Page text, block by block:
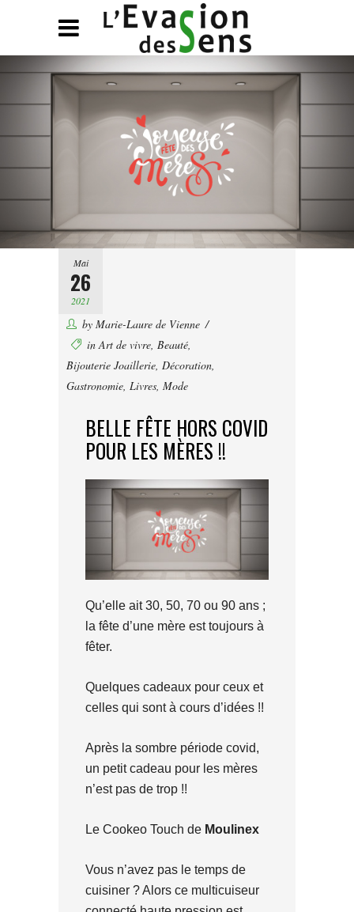
Mai
26
2021
by Marie-Laure de Vienne
inArt de vivre, Beauté,
Bijouterie Joaillerie, Décoration,
Gastronomie, Livres, Mode
BELLE FÊTE HORS COVID
POUR LES MÈRES !!
Qu’elle ait 30, 50, 70 ou 90 ans ;
la fête d’une mère est toujours à
fêter.
Quelques cadeaux pour ceux et
celles qui sont à cours d’idées !!
Après la sombre période covid,
un petit cadeau pour les mères
n’est pas de trop !!
Le Cookeo Touch de Moulinex
Vous n’avez pas le temps de
cuisiner ? Alors ce multicuiseur